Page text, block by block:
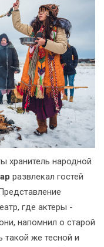
хранитель народной
развлекал гостей
где актеры -
напомнил о старой
же тесной и